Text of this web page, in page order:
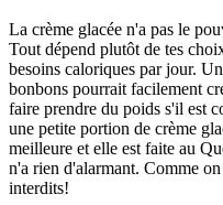
La crème glacée n'a pas le
Tout dépend plutôt de tes
besoins caloriques par jour.
bonbons pourrait facilement
faire prendre du poids s'il est
une petite portion de crème
meilleure et elle est faite au
n'a rien d'alarmant. Comme
interdits!